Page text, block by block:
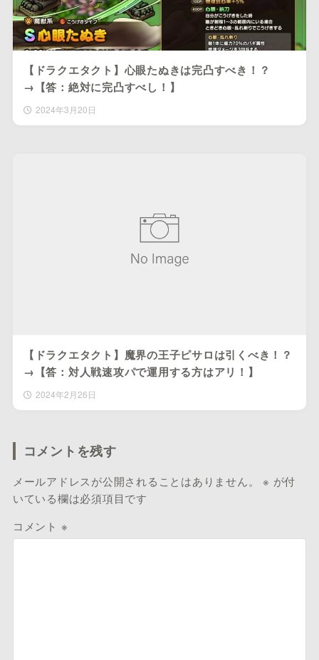
【ドラクエタクト】心眼たぬきは完凸すべき！？
→【答：絶対に完凸すべし！】
2024年3月20日
【ドラクエタクト】魔界の王子ピサロは引くべき！？
→【答：対人戦速攻パで運用する方はアリ！】
2024年2月26日
コメントを残す
メールアドレスが公開されることはありません。 ※ が付
いている欄は必須項目です
コメント ※